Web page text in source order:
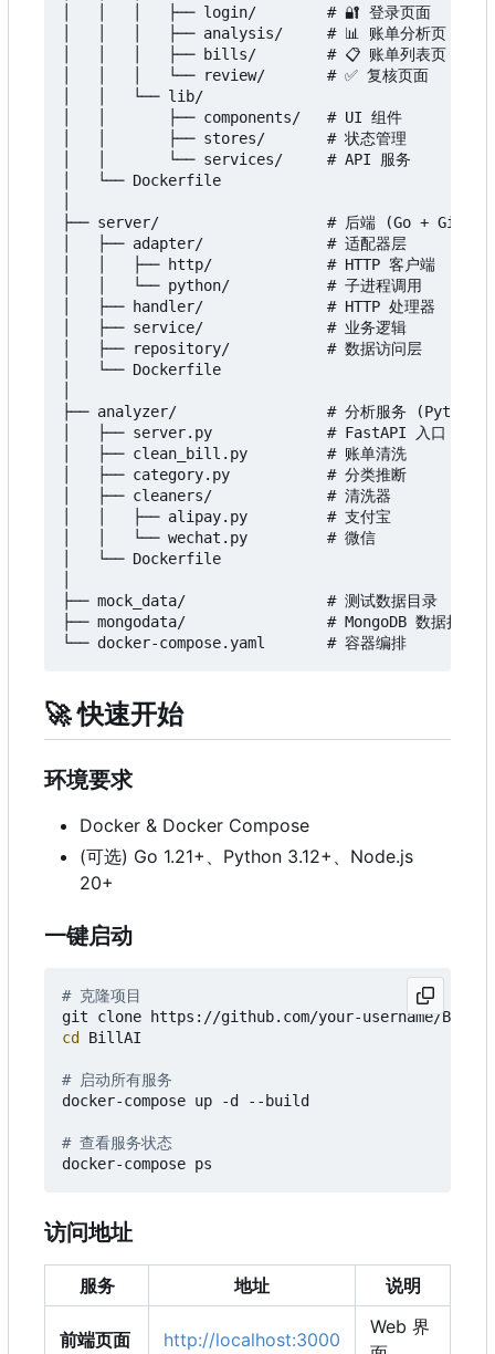
│   │   │   ├── login/        # 🔐 登录页面
│   │   │   ├── analysis/     # 📊 账单分析页
│   │   │   ├── bills/        # 📋 账单列表页
│   │   │   └── review/       # ✅ 复核页面
│   │   └── lib/
│   │       ├── components/   # UI 组件
│   │       ├── stores/       # 状态管理
│   │       └── services/     # API 服务
│   └── Dockerfile
├── server/                   # 后端 (Go + Gin)
│   ├── adapter/              # 适配器层
│   │   ├── http/             # HTTP 客户端
│   │   └── python/           # 子进程调用
│   ├── handler/              # HTTP 处理器
│   ├── service/              # 业务逻辑
│   ├── repository/           # 数据访问层
│   └── Dockerfile
├── analyzer/                 # 分析服务 (Python +
│   ├── server.py             # FastAPI 入口
│   ├── clean_bill.py         # 账单清洗
│   ├── category.py           # 分类推断
│   ├── cleaners/             # 清洗器
│   │   ├── alipay.py         # 支付宝
│   │   └── wechat.py         # 微信
│   └── Dockerfile
├── mock_data/                # 测试数据目录
├── mongodata/                # MongoDB 数据持久化
🚀快速开始
环境要求
Docker & Docker Compose
(可选) Go 1.21+、Python 3.12+、Node.js
20+
一键启动
# 克隆项目
cd BillAI
# 启动所有服务
docker-compose up -d --build
# 查看服务状态
访问地址
服务 地址 说明
前端页面 http://localhost:3000
Web 界